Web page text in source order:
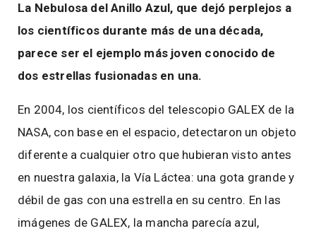
La Nebulosa del Anillo Azul, que dejó perplejos a
los científicos durante más de una década,
parece ser el ejemplo más joven conocido de
dos estrellas fusionadas en una.
En 2004, los científicos del telescopio GALEX de la
NASA, con base en el espacio, detectaron un objeto
diferente a cualquier otro que hubieran visto antes
en nuestra galaxia, la Vía Láctea: una gota grande y
débil de gas con una estrella en su centro. En las
imágenes de GALEX, la mancha parecía azul,